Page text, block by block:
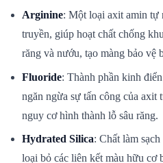
Arginine: Một loại axit amin tự
truyền, giúp hoạt chất chống
răng và nướu, tạo màng bảo vệ
Fluoride: Thành phần kinh
ngăn ngừa sự tấn công của axit
nguy cơ hình thành lỗ sâu răng.
Hydrated Silica: Chất làm
loại bỏ các liên kết màu hữu cơ